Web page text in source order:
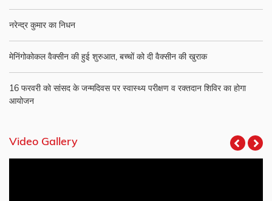
नरेन्द्र कुमार का निधन
मेनिंगोकोकल वैक्सीन की हुई शुरुआत, बच्चों को दी वैक्सीन की खुराक
16 फरवरी को सांसद के जन्मदिवस पर स्वास्थ्य परीक्षण व रक्तदान शिविर का होगा
आयोजन
Video Gallery